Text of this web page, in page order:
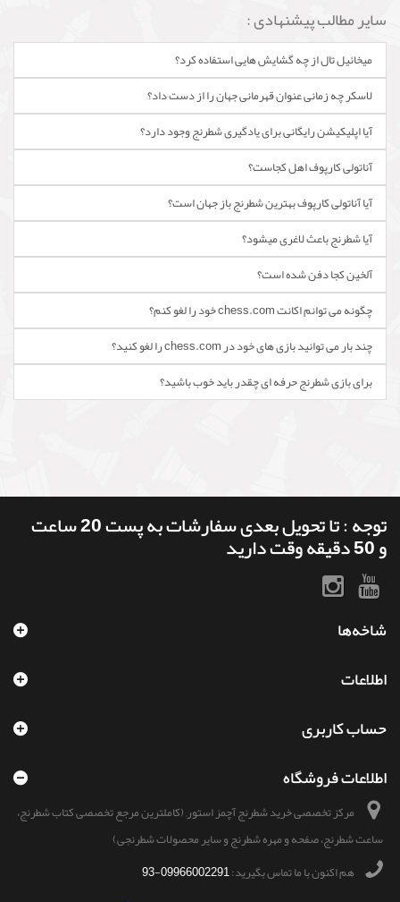
سایر مطالب پیشنهادی :
میخائیل تال از چه گشایش هایی استفاده کرد؟
لاسکر چه زمانی عنوان قهرمانی جهان را از دست داد؟
آیا اپلیکیشن رایگانی برای یادگیری شطرنج وجود دارد؟
آناتولی کارپوف اهل کجاست؟
آیا آناتولی کارپوف بهترین شطرنج باز جهان است؟
آیا شطرنج باعث لاغری میشود؟
آلخین کجا دفن شده است؟
چگونه می توانم اکانت chess.com خود را لغو کنم؟
چند بار می توانید بازی های خود در chess.com را لغو کنید؟
برای بازی شطرنج حرفه ای چقدر باید خوب باشید؟
توجه : تا تحویل بعدی سفارشات به پست 20 ساعت
و 50 دقیقه وقت دارید
شاخه‌ها
اطلاعات
حساب کاربری
اطلاعات فروشگاه
مرکز تخصصی خرید شطرنج آچمز استور, (کاملترین مرجع تخصصی کتاب شطرنج،
ساعت شطرنج، صفحه و مهره شطرنج و سایر محصولات شطرنجی)
هم اکنون با ما تماس بگیرید:09966002291-93